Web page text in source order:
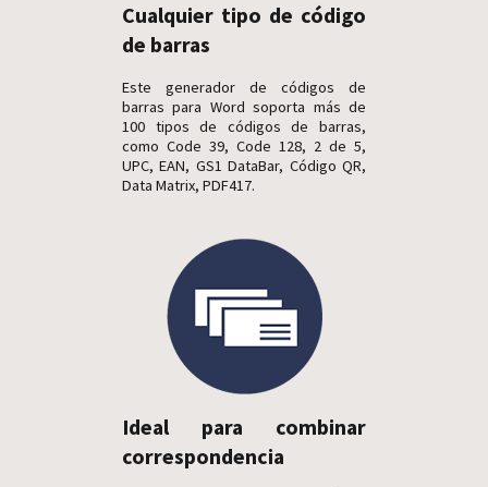
Cualquier tipo de código
de barras
Este generador de códigos de
barras para Word soporta más de
100 tipos de códigos de barras,
como Code 39, Code 128, 2 de 5,
UPC, EAN, GS1 DataBar, Código QR,
Data Matrix, PDF417.
Ideal para combinar
correspondencia